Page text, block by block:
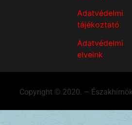
Adatvédelmi
tájékoztató
Adatvédelmi
elveink
Copyright © 2020. –